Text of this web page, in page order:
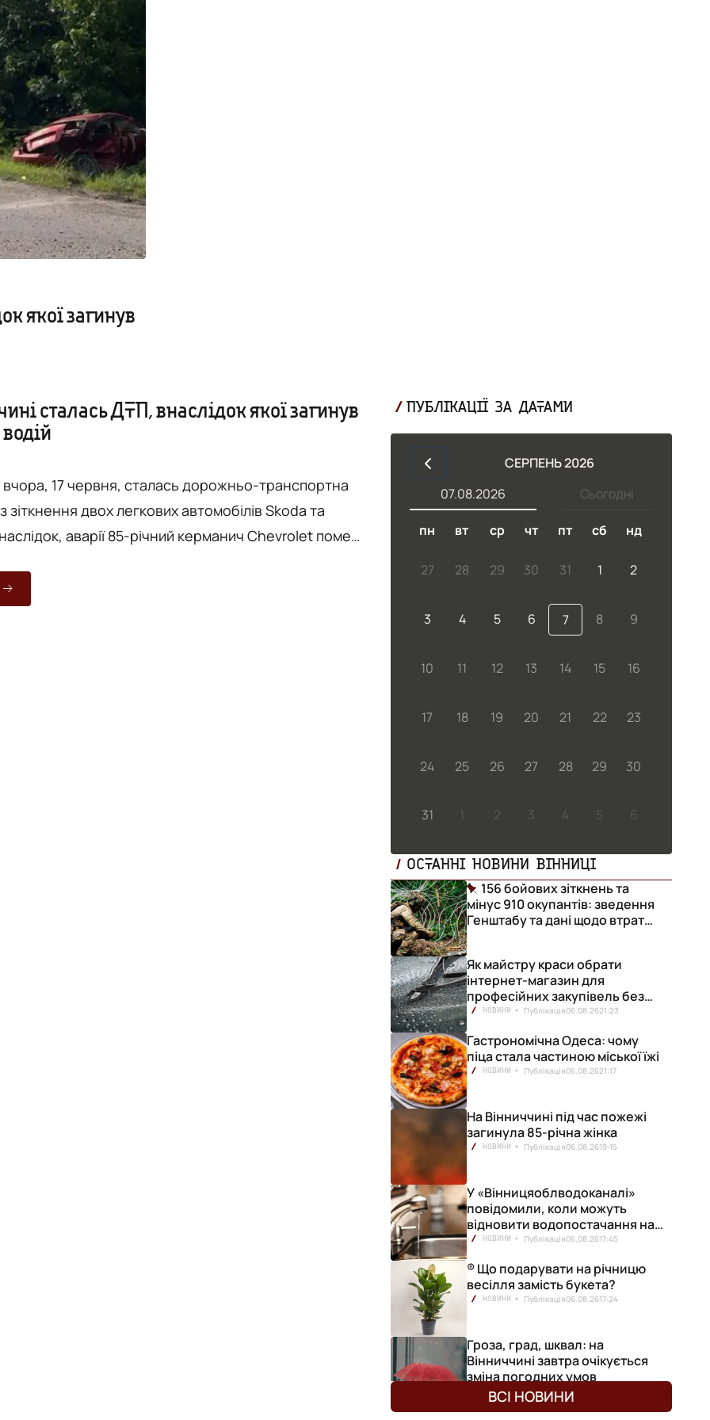
якої загинув
сталась ДТП, внаслідок якої загинув
вчора, 17 червня, сталась дорожньо-транспортна
зіткнення двох легкових автомобілів Skoda та
аварії 85-річний керманич Chevrolet помер.
Якушинці. На
поліцейські, рятувальники та інші профільні
ПУБЛІКАЦІЇ ЗА ДАТАМИ
СЕРПЕНЬ 2026
Сьогодні
07.08.2026
пн вт ср чт пт сб нд
27 28 29 30 31 1 2
3 4 5 6 7 8 9
10 11 12 13 14 15 16
17 18 19 20 21 22 23
24 25 26 27 28 29 30
31 1 2 3 4 5 6
ОСТАННІ НОВИНИ ВІННИЦІ
156 бойових зіткнень та
мінус 910 окупантів: зведення
Генштабу та дані щодо втрат
Як майстру краси обрати
інтернет-магазин для
професійних закупівель без
ризику переплат
НОВИНИ Публікація06.08.2621:23
Гастрономічна Одеса: чому
піца стала частиною міської їжі
НОВИНИ Публікація06.08.2621:17
На Вінниччині під час пожежі
загинула 85-річна жінка
НОВИНИ Публікація06.08.2619:15
У «Вінницяоблводоканалі»
повідомили, коли можуть
відновити водопостачання на
лівобережжі міста
НОВИНИ Публікація06.08.2617:45
® Що подарувати на річницю
весілля замість букета?
НОВИНИ Публікація06.08.2617:24
Гроза, град, шквал: на
Вінниччині завтра очікується
зміна погодних умов
НОВИНИ Публікація06.08.26
ВСІ НОВИНИ